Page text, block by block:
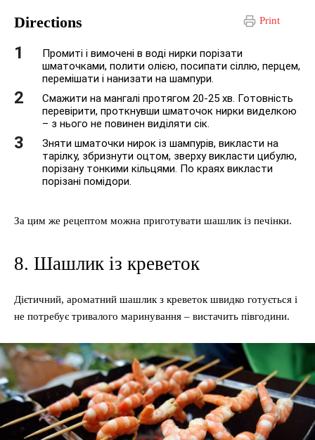
Print
Directions
Промиті і вимочені в воді нирки порізати
шматочками, полити олією, посипати сіллю, перцем,
перемішати і нанизати на шампури.
Смажити на мангалі протягом 20-25 хв. Готовність
перевірити, проткнувши шматочок нирки виделкою
– з нього не повинен виділяти сік.
Зняти шматочки нирок із шампурів, викласти на
тарілку, збризнути оцтом, зверху викласти цибулю,
порізану тонкими кільцями. По краях викласти
порізані помідори.
За цим же рецептом можна приготувати шашлик із печінки.
8. Шашлик із креветок
Дієтичний, ароматний шашлик з креветок швидко готується і
не потребує тривалого маринування – вистачить півгодини.